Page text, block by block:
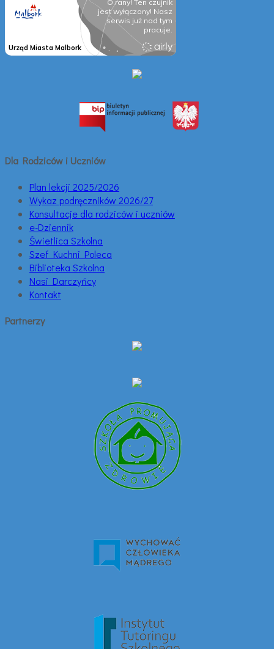
Dla Rodziców i Uczniów
Plan lekcji 2025/2026
Wykaz podręczników 2026/27
Konsultacje dla rodziców i uczniów
e-Dziennik
Świetlica Szkolna
Szef Kuchni Poleca
Biblioteka Szkolna
Nasi Darczyńcy
Kontakt
Partnerzy